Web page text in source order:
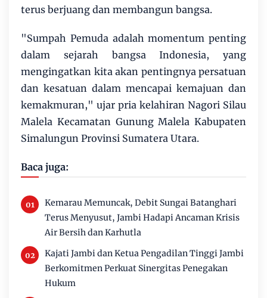
terus berjuang dan membangun bangsa.
"Sumpah Pemuda adalah momentum penting
dalam sejarah bangsa Indonesia, yang
mengingatkan kita akan pentingnya persatuan
dan kesatuan dalam mencapai kemajuan dan
kemakmuran," ujar pria kelahiran Nagori Silau
Malela Kecamatan Gunung Malela Kabupaten
Simalungun Provinsi Sumatera Utara.
Baca juga:
Kemarau Memuncak, Debit Sungai Batanghari
Terus Menyusut, Jambi Hadapi Ancaman Krisis
Air Bersih dan Karhutla
Kajati Jambi dan Ketua Pengadilan Tinggi Jambi
Berkomitmen Perkuat Sinergitas Penegakan
Hukum